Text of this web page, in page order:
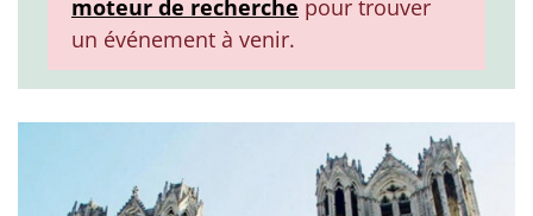
moteur de recherche pour trouver
un événement à venir.